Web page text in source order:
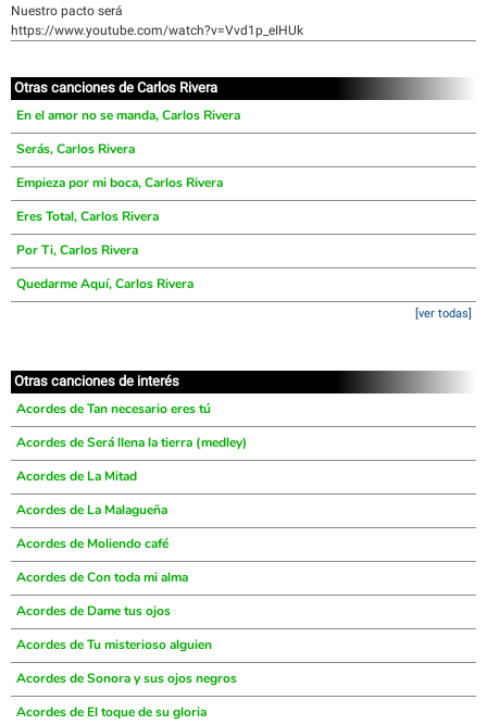
Nuestro pacto será
https://www.youtube.com/watch?v=Vvd1p_eIHUk
Otras canciones de Carlos Rivera
En el amor no se manda, Carlos Rivera
Serás, Carlos Rivera
Empieza por mi boca, Carlos Rivera
Eres Total, Carlos Rivera
Por Ti, Carlos Rivera
Quedarme Aquí, Carlos Rivera
[ver todas]
Otras canciones de interés
Acordes de Tan necesario eres tú
Acordes de Será llena la tierra (medley)
Acordes de La Mitad
Acordes de La Malagueña
Acordes de Moliendo café
Acordes de Con toda mi alma
Acordes de Dame tus ojos
Acordes de Tu misterioso alguien
Acordes de Sonora y sus ojos negros
Acordes de El toque de su gloria